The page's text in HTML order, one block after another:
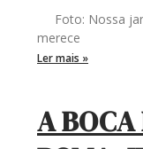
Foto: Nossa
merece
Ler mais »
A BOCA